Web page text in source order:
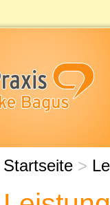
Startseite >